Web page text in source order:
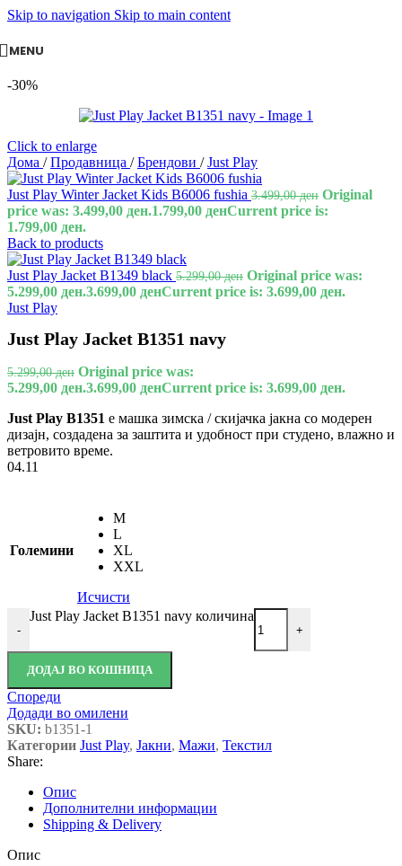
Skip to navigation Skip to main content
MENU
-30%
Click to enlarge
Дома / Продавница / Брендови / Just Play
Just Play Winter Jacket Kids B6006 fushia 3.499,00ден Original
price was: 3.499,00 ден.1.799,00 денCurrent price is:
1.799,00 ден.
Back to products
Just Play Jacket B1349 black 5.299,00ден Original price was:
5.299,00 ден.3.699,00 денCurrent price is: 3.699,00 ден.
Just Play
Just Play Jacket B1351 navy
5.299,00ден Original price was:
5.299,00 ден.3.699,00 денCurrent price is: 3.699,00 ден.
Just Play B1351 е машка зимска / скијачка јакна со модерен
дизајн, создадена за заштита и удобност при студено, влажно и
ветровито време.
04.11
Големини
M
L
XL
XXL
Исчисти
-
Just Play Jacket B1351 navy количина
+
ДОДАЈ ВО КОШНИЦА
Спореди
Додади во омилени
SKU: b1351-1
Категории Just Play, Јакни, Мажи, Текстил
Share:
Опис
Дополнителни информации
Shipping & Delivery
Опис